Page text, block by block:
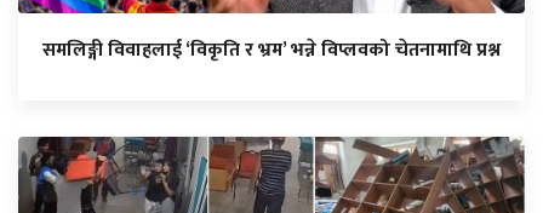
समलिङ्गी विवाहलाई ‘विकृति र भ्रम’ भन्ने विप्लवको चेतनामाथि प्रश्न